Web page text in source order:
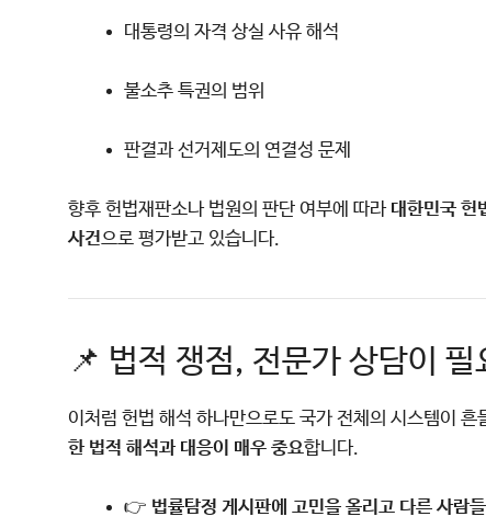
대통령의 자격 상실 사유 해석
불소추 특권의 범위
판결과 선거제도의 연결성 문제
향후 헌법재판소나 법원의 판단 여부에 따라 대한민국 헌
사건으로 평가받고 있습니다.
📌 법적 쟁점, 전문가 상담이 필
이처럼 헌법 해석 하나만으로도 국가 전체의 시스템이
한 법적 해석과 대응이 매우 중요합니다.
👉 법률탐정 게시판에 고민을 올리고 다른 사람